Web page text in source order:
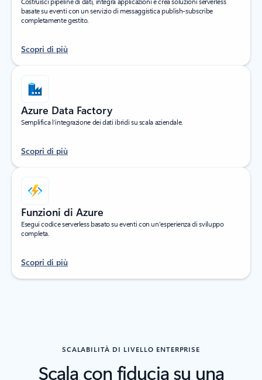
basate su eventi con un servizio di messaggistica publish-subscribe
completamente gestito.
Scopri di più
Azure Data Factory
Semplifica l’integrazione dei dati ibridi su scala aziendale.
Scopri di più
Funzioni di Azure
Esegui codice serverless basato su eventi con un'esperienza di sviluppo
completa.
Scopri di più
SCALABILITÀ DI LIVELLO ENTERPRISE
Scala con fiducia su una